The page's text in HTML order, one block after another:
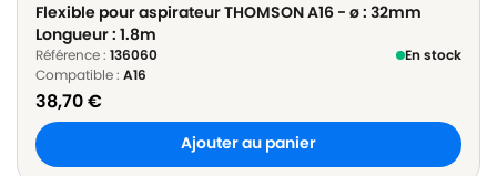
Flexible pour aspirateur THOMSON A16 - ø : 32mm
Longueur : 1.8m
Référence : 136060
En stock
Compatible : A16
38,70€
Ajouter au panier